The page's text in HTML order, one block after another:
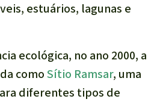
estuários, lagunas e
ecológica, no ano 2000, a
comoSítio Ramsar, uma
diferentes tipos de